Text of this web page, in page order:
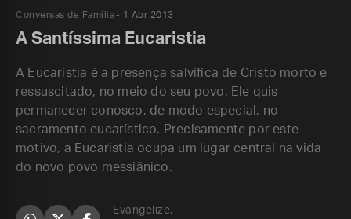
Conversas de Família 1 Abr 2013
A Santíssima Eucaristia
A Eucaristia é a presença salvífica de Cristo morto e
ressuscitado, no meio do seu povo. Ele quis
permanecer conosco, de modo especial, no
sacramento eucarístico. Precisamente por este
motivo, a Eucaristia ocupa um lugar central na vida
do novo povo messiânico.
Evangelize,